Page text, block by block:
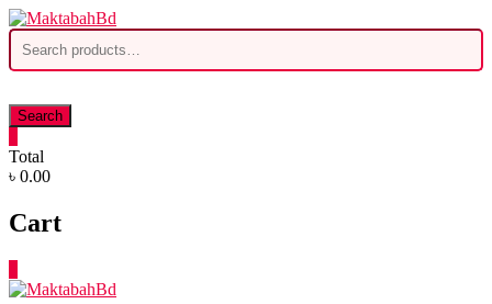
Skip
to
content
Search
for:
Search
Total
৳ 0.00
Cart